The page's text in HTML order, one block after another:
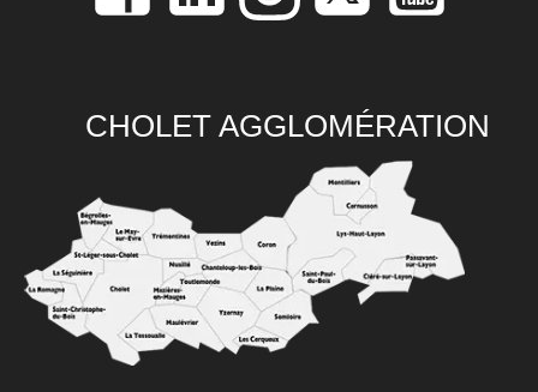
CHOLET AGGLOMÉRATION